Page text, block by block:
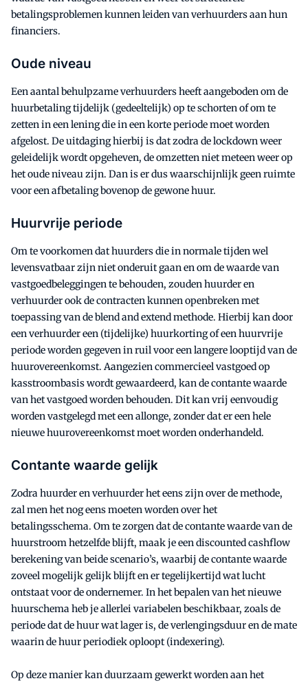
betalingsproblemen kunnen leiden van verhuurders aan hun
financiers.
Oude niveau
Een aantal behulpzame verhuurders heeft aangeboden om de
huurbetaling tijdelijk (gedeeltelijk) op te schorten of om te
zetten in een lening die in een korte periode moet worden
afgelost. De uitdaging hierbij is dat zodra de lockdown weer
geleidelijk wordt opgeheven, de omzetten niet meteen weer op
het oude niveau zijn. Dan is er dus waarschijnlijk geen ruimte
voor een afbetaling bovenop de gewone huur.
Huurvrije periode
Om te voorkomen dat huurders die in normale tijden wel
levensvatbaar zijn niet onderuit gaan en om de waarde van
vastgoedbeleggingen te behouden, zouden huurder en
verhuurder ook de contracten kunnen openbreken met
toepassing van de blend and extend methode. Hierbij kan door
een verhuurder een (tijdelijke) huurkorting of een huurvrije
periode worden gegeven in ruil voor een langere looptijd van de
huurovereenkomst. Aangezien commercieel vastgoed op
kasstroombasis wordt gewaardeerd, kan de contante waarde
van het vastgoed worden behouden. Dit kan vrij eenvoudig
worden vastgelegd met een allonge, zonder dat er een hele
nieuwe huurovereenkomst moet worden onderhandeld.
Contante waarde gelijk
Zodra huurder en verhuurder het eens zijn over de methode,
zal men het nog eens moeten worden over het
betalingsschema. Om te zorgen dat de contante waarde van de
huurstroom hetzelfde blijft, maak je een discounted cashflow
berekening van beide scenario’s, waarbij de contante waarde
zoveel mogelijk gelijk blijft en er tegelijkertijd wat lucht
ontstaat voor de ondernemer. In het bepalen van het nieuwe
huurschema heb je allerlei variabelen beschikbaar, zoals de
periode dat de huur wat lager is, de verlengingsduur en de mate
waarin de huur periodiek oploopt (indexering).
Op deze manier kan duurzaam gewerkt worden aan het